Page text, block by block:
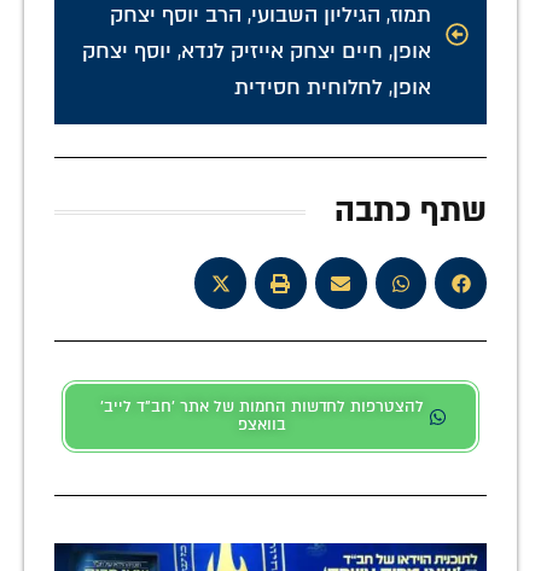
תמוז, הגיליון השבועי, הרב יוסף יצחק
אופן, חיים יצחק אייזיק לנדא, יוסף יצחק
אופן, לחלוחית חסידית
שתף כתבה
להצטרפות לחדשות החמות של אתר 'חב"ד לייב'
בוואצפ